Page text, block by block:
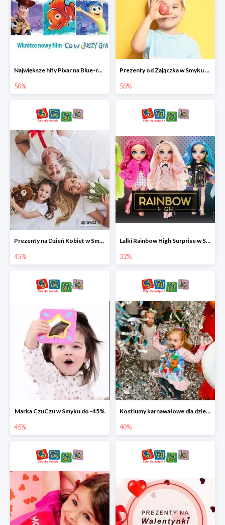
Największe hity Pixar na Blue-rey i DVD w Smyku - drugi film -50%
50%
Prezenty od Zajączka w Smyku do -50%
50%
Prezenty na Dzień Kobiet w Smyku do -45%
45%
Lalki Rainbow High Surprise w Smyku do -35%
32%
Marka CzuCzu w Smyku do -45%
45%
Kostiumy karnawałowe dla dzieci w Smyku do -40%
40%